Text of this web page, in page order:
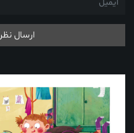
ارسال نظر